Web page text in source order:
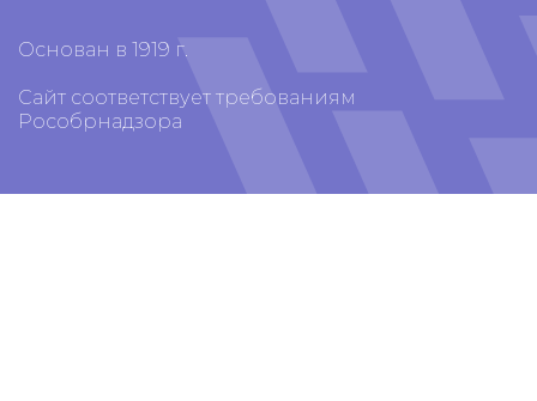
Основан в 1919 г.
Сайт соответствует требованиям
Рособрнадзора